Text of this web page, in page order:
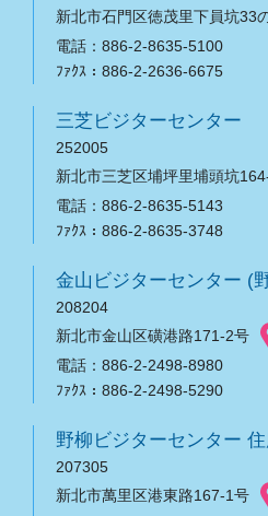
新北市石門区徳茂里下員坑33
電話：886-2-8635-5100
ﾌｧｸｽ：886-2-2636-6675
三芝ビジターセンター
252005
新北市三芝区埔坪里埔頭坑
電話：886-2-8635-5143
ﾌｧｸｽ：886-2-8635-3748
金山ビジターセンター (
208204
新北市金山区磺港路171-2号
電話：886-2-2498-8980
ﾌｧｸｽ：886-2-2498-5290
野柳ビジターセンター
207305
新北市萬里区港東路167-1号